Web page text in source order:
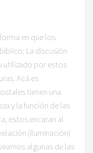
en que los
La discusión
utilizado por estos
Acá es
tienen una
y la función de las
estos encaran al
(iluminación)
algunas de las